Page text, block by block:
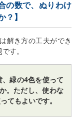
の数で、ぬりわけ
？】
解き方の工夫ができ
す。
緑の4色を使って
。ただし、使わな
てもよいです。